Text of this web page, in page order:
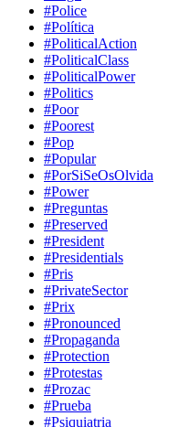
#Police
#Política
#PoliticalAction
#PoliticalClass
#PoliticalPower
#Politics
#Poor
#Poorest
#Pop
#Popular
#PorSiSeOsOlvida
#Power
#Preguntas
#Preserved
#President
#Presidentials
#Pris
#PrivateSector
#Prix
#Pronounced
#Propaganda
#Protection
#Protestas
#Prozac
#Prueba
#Psiquiatria